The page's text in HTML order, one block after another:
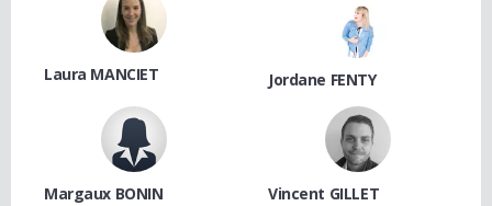
Laura MANCIET Jordane FENTY
Margaux BONIN Vincent GILLET